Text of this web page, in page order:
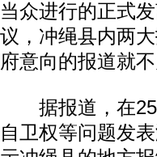
当众进行的正式
议，冲绳县内两
府意向的报道就
据报道，在25
自卫权等问题发